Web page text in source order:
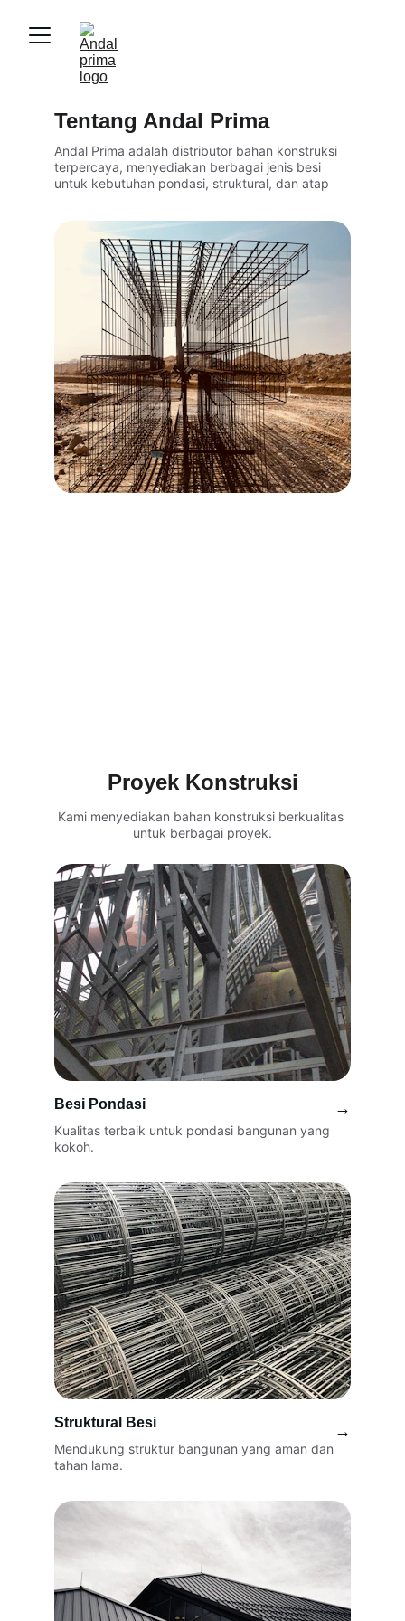
Tentang Andal Prima
Andal Prima adalah distributor bahan konstruksi
terpercaya, menyediakan berbagai jenis besi
untuk kebutuhan pondasi, struktural, dan atap
Proyek Konstruksi
Kami menyediakan bahan konstruksi berkualitas
untuk berbagai proyek.
Besi Pondasi
Kualitas terbaik untuk pondasi bangunan yang
kokoh.
Struktural Besi
Mendukung struktur bangunan yang aman dan
tahan lama.
→
→